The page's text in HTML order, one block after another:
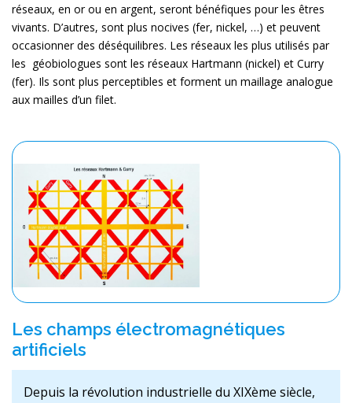
réseaux, en or ou en argent, seront bénéfiques pour les êtres
vivants. D’autres, sont plus nocives (fer, nickel, …) et peuvent
occasionner des déséquilibres. Les réseaux les plus utilisés par
les géobiologues sont les réseaux Hartmann (nickel) et Curry
(fer). Ils sont plus perceptibles et forment un maillage analogue
aux mailles d’un filet.
Les champs électromagnétiques
artificiels
Depuis la révolution industrielle du XIXème siècle,